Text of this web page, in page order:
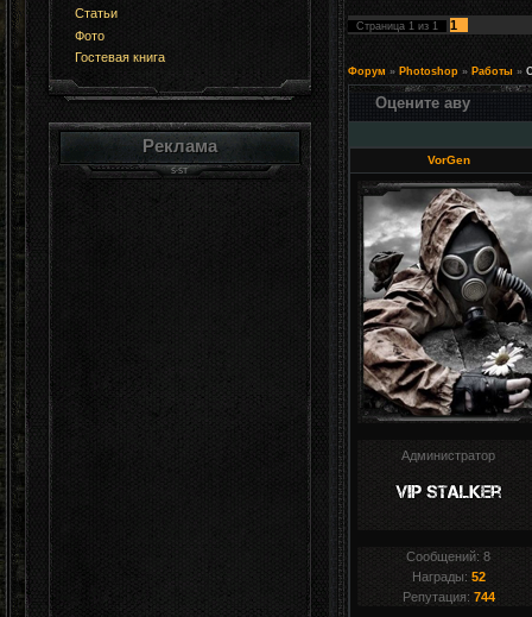
Статьи
Фото
Гостевая книга
Реклама
Страница 1 из 1 1
Форум » Photoshop » Работы »
Оцените аву
VorGen
Администратор
Сообщений:8
Награды: 52
Репутация: 744